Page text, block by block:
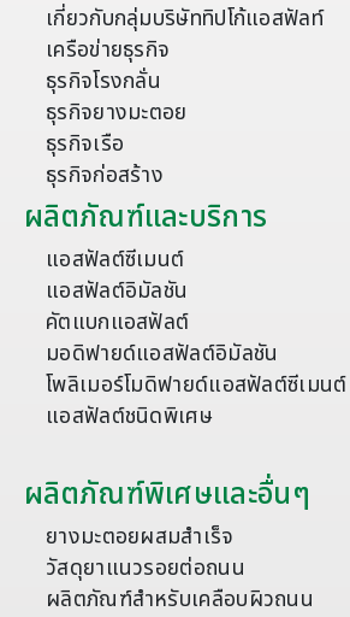
เกี่ยวกับกลุ่มบริษัททิปโก้แอสฟัลท์
เครือข่ายธุรกิจ
ธุรกิจโรงกลั่น
ธุรกิจยางมะตอย
ธุรกิจเรือ
ธุรกิจก่อสร้าง
ผลิตภัณฑ์และบริการ
แอสฟัลต์ซีเมนต์
แอสฟัลต์อิมัลชัน
คัตแบกแอสฟัลต์
มอดิฟายด์แอสฟัลต์อิมัลชัน
โพลิเมอร์โมดิฟายด์แอสฟัลต์ซีเมนต์
แอสฟัลต์ชนิดพิเศษ
ผลิตภัณฑ์พิเศษและอื่นๆ
ยางมะตอยผสมสำเร็จ
วัสดุยาแนวรอยต่อถนน
ผลิตภัณฑ์สำหรับเคลือบผิวถนน